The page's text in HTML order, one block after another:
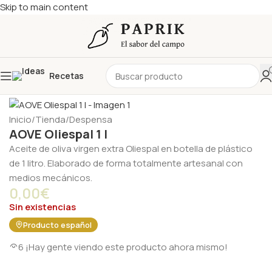
Skip to main content
Recetas
Inicio/Tienda/Despensa
AOVE Oliespal 1 l
Aceite de oliva virgen extra Oliespal en botella de plástico
de 1 litro. Elaborado de forma totalmente artesanal con
medios mecánicos.
0,00€
Sin existencias
Producto español
6 ¡Hay gente viendo este producto ahora mismo!